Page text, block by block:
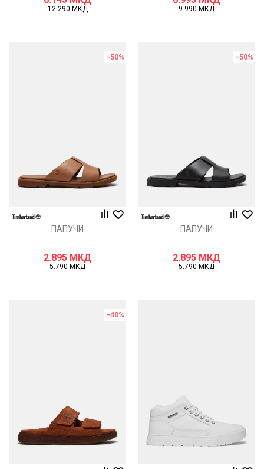
12.290МКД 9.990МКД
-50%
ПАПУЧИ
2.895 МКД
5.790МКД
-50%
ПАПУЧИ
2.895 МКД
5.790МКД
-40%